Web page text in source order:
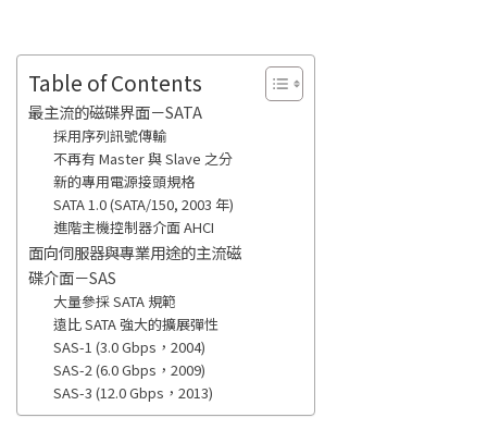
Table of Contents
最主流的磁碟界面－SATA
採用序列訊號傳輸
不再有 Master 與 Slave 之分
新的專用電源接頭規格
SATA 1.0 (SATA/150, 2003 年)
進階主機控制器介面 AHCI
面向伺服器與專業用途的主流磁
碟介面－SAS
大量參採 SATA 規範
遠比 SATA 強大的擴展彈性
SAS-1 (3.0 Gbps，2004)
SAS-2 (6.0 Gbps，2009)
SAS-3 (12.0 Gbps，2013)